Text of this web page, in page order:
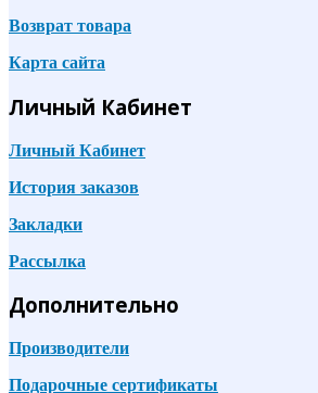
Возврат товара
Карта сайта
Личный Кабинет
Личный Кабинет
История заказов
Закладки
Рассылка
Дополнительно
Производители
Подарочные сертификаты